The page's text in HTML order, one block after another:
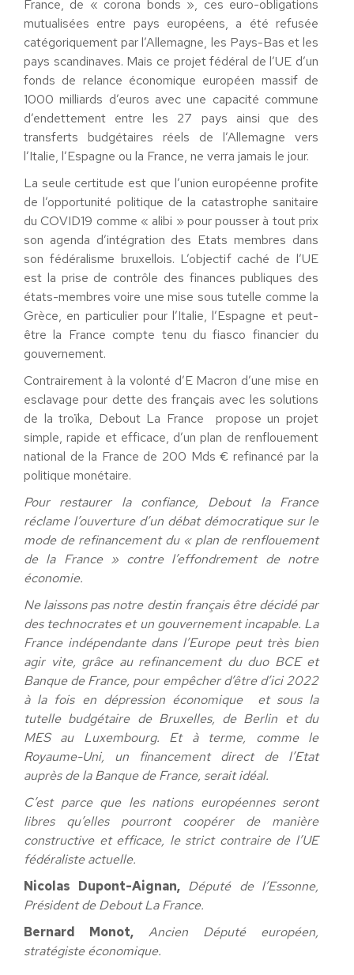
France, de « corona bonds », ces euro-obligations
mutualisées entre pays européens, a été refusée
catégoriquement par l’Allemagne, les Pays-Bas et les
pays scandinaves. Mais ce projet fédéral de l’UE d’un
fonds de relance économique européen massif de
1000 milliards d’euros avec une capacité commune
d’endettement entre les 27 pays ainsi que des
transferts budgétaires réels de l’Allemagne vers
l’Italie, l’Espagne ou la France, ne verra jamais le jour.
La seule certitude est que l’union européenne profite
de l’opportunité politique de la catastrophe sanitaire
du COVID19 comme « alibi » pour pousser à tout prix
son agenda d’intégration des Etats membres dans
son fédéralisme bruxellois. L’objectif caché de l’UE
est la prise de contrôle des finances publiques des
états-membres voire une mise sous tutelle comme la
Grèce, en particulier pour l’Italie, l’Espagne et peut-
être la France compte tenu du fiasco financier du
gouvernement.
Contrairement à la volonté d’E Macron d’une mise en
esclavage pour dette des français avec les solutions
de la troïka, Debout La France propose un projet
simple, rapide et efficace, d’un plan de renflouement
national de la France de 200 Mds € refinancé par la
politique monétaire.
Pour restaurer la confiance, Debout la France
réclame l’ouverture d’un débat démocratique sur le
mode de refinancement du « plan de renflouement
de la France » contre l’effondrement de notre
économie.
Ne laissons pas notre destin français être décidé par
des technocrates et un gouvernement incapable. La
France indépendante dans l’Europe peut très bien
agir vite, grâce au refinancement du duo BCE et
Banque de France, pour empêcher d’être d’ici 2022
à la fois en dépression économique et sous la
tutelle budgétaire de Bruxelles, de Berlin et du
MES au Luxembourg. Et à terme, comme le
Royaume-Uni, un financement direct de l’Etat
auprès de la Banque de France, serait idéal.
C’est parce que les nations européennes seront
libres qu’elles pourront coopérer de manière
constructive et efficace, le strict contraire de l’UE
fédéraliste actuelle.
Nicolas Dupont-Aignan, Député de l’Essonne,
Président de Debout La France.
Bernard Monot,
Ancien Député européen,
stratégiste économique.